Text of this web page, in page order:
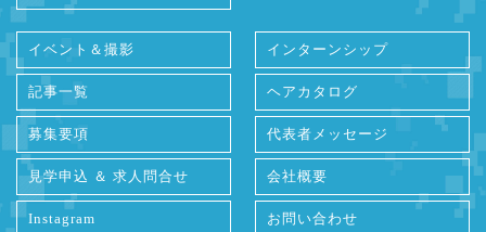
イベント＆撮影 インターンシップ
記事一覧 ヘアカタログ
募集要項 代表者メッセージ
見学申込 ＆ 求人問合せ 会社概要
Instagram お問い合わせ